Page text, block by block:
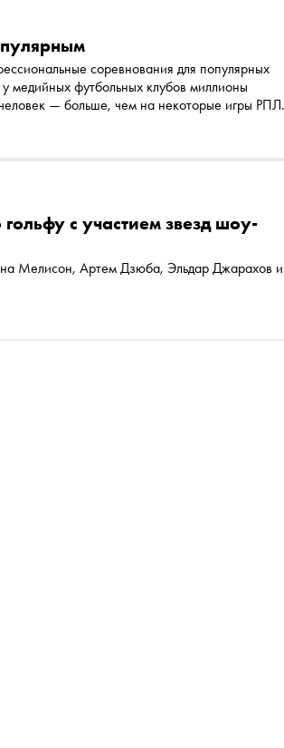
соревнования для популярных
футбольных клубов миллионы
с участием звезд шоу-
Мелисон, Артем Дзюба, Эльдар Джарахов и